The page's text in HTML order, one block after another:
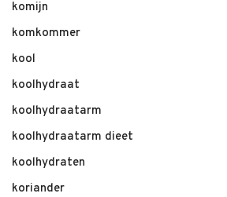
komijn
komkommer
kool
koolhydraat
koolhydraatarm
koolhydraatarm dieet
koolhydraten
koriander